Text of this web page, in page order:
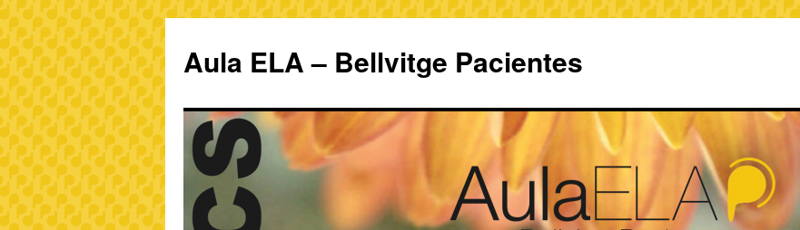
Aula ELA – Bellvitge Pacientes